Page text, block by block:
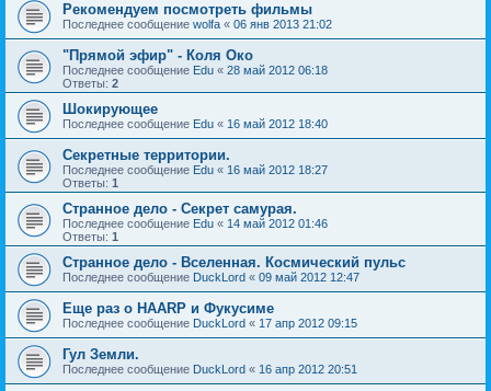
Рекомендуем посмотреть фильмы
Последнее сообщение wolfa « 06 янв 2013 21:02
"Прямой эфир" - Коля Око
Последнее сообщение Edu « 28 май 2012 06:18
Ответы: 2
Шокирующее
Последнее сообщение Edu « 16 май 2012 18:40
Секретные территории.
Последнее сообщение Edu « 16 май 2012 18:27
Ответы: 1
Странное дело - Секрет самурая.
Последнее сообщение Edu « 14 май 2012 01:46
Ответы: 1
Странное дело - Вселенная. Космический пульс
Последнее сообщение DuckLord « 09 май 2012 12:47
Еще раз о HAARP и Фукусиме
Последнее сообщение DuckLord « 17 апр 2012 09:15
Гул Земли.
Последнее сообщение DuckLord « 16 апр 2012 20:51